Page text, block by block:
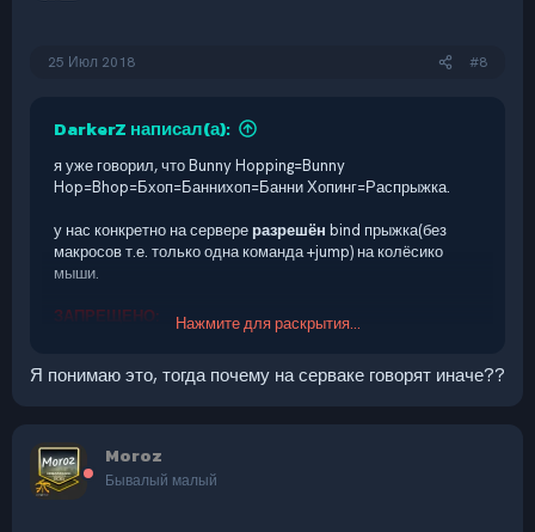
25 Июл 2018 #8
DarkerZ написал(а):
я уже говорил, что Bunny Hopping=Bunny
Hop=Bhop=Бхоп=Баннихоп=Банни Хопинг=Распрыжка.
у нас конкретно на сервереразрешён bind прыжка(без
макросов т.е. только одна команда +jump) на колёсико
мыши.
ЗАПРЕЩЕНО:
применение сторонних программ, которые прыгают
Нажмите для раскрытия...
Я понимаю это, тогда почему на серваке говорят иначе??
Moroz
Бывалый малый